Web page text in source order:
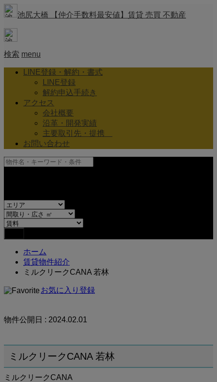
池尻大橋 【仲介手数料最安値】賃貸 売買 不動産
検索 menu
LINE登録・解約・書式
LINE登録
解約申込手続き
アクセス
会社概要
沿革・開発実績
主要取引先・提携
お問い合わせ
ホーム
賃貸物件紹介
ミルクリークCANA 若林
お気に入り登録
物件公開日 : 2024.02.01
ミルクリークCANA 若林
ミルクリークCANA